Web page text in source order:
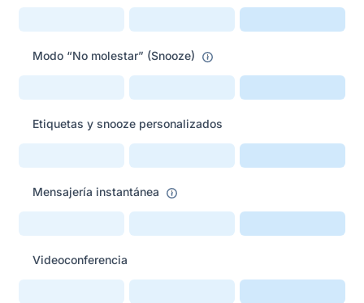
Modo “No molestar” (Snooze)
Etiquetas y snooze personalizados
Mensajería instantánea
Videoconferencia